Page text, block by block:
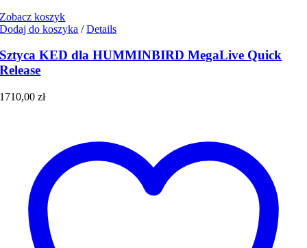
Zobacz koszyk
Dodaj do koszyka / Details
Sztyca KED dla HUMMINBIRD MegaLive Quick
Release
1710,00zł